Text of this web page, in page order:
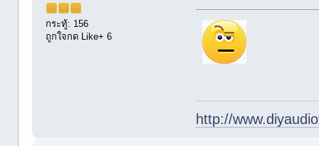
กระทู้: 156
ถูกใจกด Like+ 6
http://